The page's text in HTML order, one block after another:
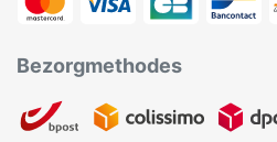
Bezorgmethodes